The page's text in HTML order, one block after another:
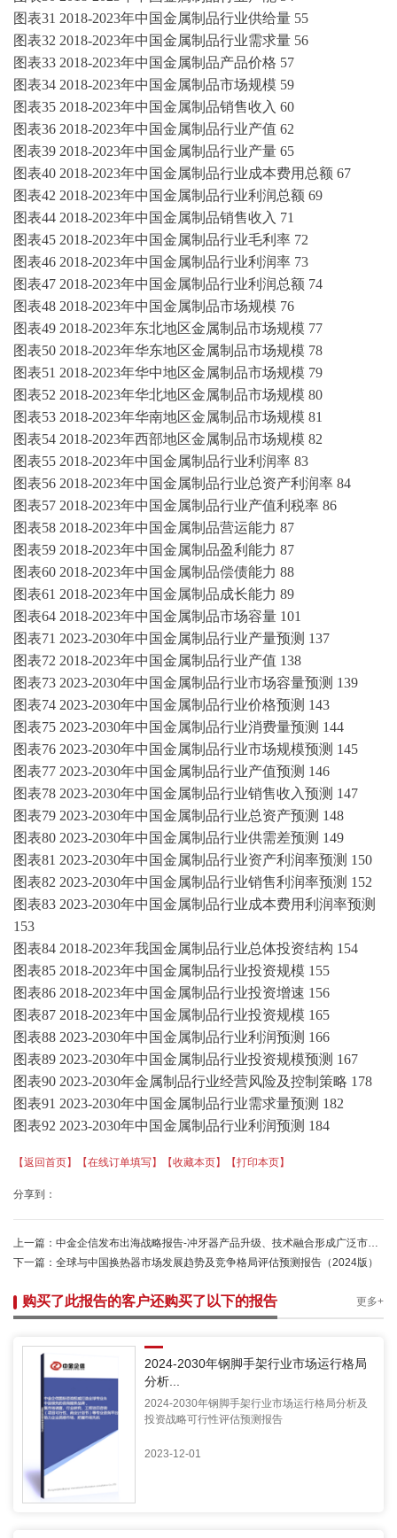
图表31 2018-2023年中国金属制品行业供给量 55
图表32 2018-2023年中国金属制品行业需求量 56
图表33 2018-2023年中国金属制品产品价格 57
图表34 2018-2023年中国金属制品市场规模 59
图表35 2018-2023年中国金属制品销售收入 60
图表36 2018-2023年中国金属制品行业产值 62
图表39 2018-2023年中国金属制品行业产量 65
图表40 2018-2023年中国金属制品行业成本费用总额 67
图表42 2018-2023年中国金属制品行业利润总额 69
图表44 2018-2023年中国金属制品销售收入 71
图表45 2018-2023年中国金属制品行业毛利率 72
图表46 2018-2023年中国金属制品行业利润率 73
图表47 2018-2023年中国金属制品行业利润总额 74
图表48 2018-2023年中国金属制品市场规模 76
图表49 2018-2023年东北地区金属制品市场规模 77
图表50 2018-2023年华东地区金属制品市场规模 78
图表51 2018-2023年华中地区金属制品市场规模 79
图表52 2018-2023年华北地区金属制品市场规模 80
图表53 2018-2023年华南地区金属制品市场规模 81
图表54 2018-2023年西部地区金属制品市场规模 82
图表55 2018-2023年中国金属制品行业利润率 83
图表56 2018-2023年中国金属制品行业总资产利润率 84
图表57 2018-2023年中国金属制品行业产值利税率 86
图表58 2018-2023年中国金属制品营运能力 87
图表59 2018-2023年中国金属制品盈利能力 87
图表60 2018-2023年中国金属制品偿债能力 88
图表61 2018-2023年中国金属制品成长能力 89
图表64 2018-2023年中国金属制品市场容量 101
图表71 2023-2030年中国金属制品行业产量预测 137
图表72 2018-2023年中国金属制品行业产值 138
图表73 2023-2030年中国金属制品行业市场容量预测 139
图表74 2023-2030年中国金属制品行业价格预测 143
图表75 2023-2030年中国金属制品行业消费量预测 144
图表76 2023-2030年中国金属制品行业市场规模预测 145
图表77 2023-2030年中国金属制品行业产值预测 146
图表78 2023-2030年中国金属制品行业销售收入预测 147
图表79 2023-2030年中国金属制品行业总资产预测 148
图表80 2023-2030年中国金属制品行业供需差预测 149
图表81 2023-2030年中国金属制品行业资产利润率预测 150
图表82 2023-2030年中国金属制品行业销售利润率预测 152
图表83 2023-2030年中国金属制品行业成本费用利润率预测
153
图表84 2018-2023年我国金属制品行业总体投资结构 154
图表85 2018-2023年中国金属制品行业投资规模 155
图表86 2018-2023年中国金属制品行业投资增速 156
图表87 2018-2023年中国金属制品行业投资规模 165
图表88 2023-2030年中国金属制品行业利润预测 166
图表89 2023-2030年中国金属制品行业投资规模预测 167
图表90 2023-2030年金属制品行业经营风险及控制策略 178
图表91 2023-2030年中国金属制品行业需求量预测 182
图表92 2023-2030年中国金属制品行业利润预测 184
【返回首页】 【在线订单填写】 【收藏本页】 【打印本页】
分享到：
上一篇： 中金企信发布出海战略报告-冲牙器产品升级、技术融合形成广泛市场需求基础
下一篇： 全球与中国换热器市场发展趋势及竞争格局评估预测报告（2024版）
购买了此报告的客户还购买了以下的报告 更多+
2024-2030年钢脚手架行业市场运行格局
分析...
2024-2030年钢脚手架行业市场运行格局分析及
投资战略可行性评估预测报告
2023-12-01